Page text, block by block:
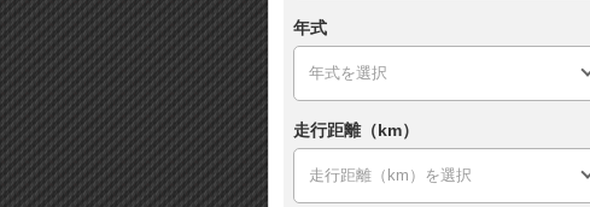
年式
走行距離（km）